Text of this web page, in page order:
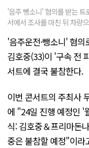
'음주 뺑소니' 혐의를 받는
서에서 조사를 마친 뒤 차량
'음주운전·뺑소니' 혐
김호중(33)이 '구속 전
서트에 결국 불참한다.
이번 콘서트의 주최사
에 "24일 진행 예정인 '
식: 김호중＆프리마돈
중은 불참할 예정"이라